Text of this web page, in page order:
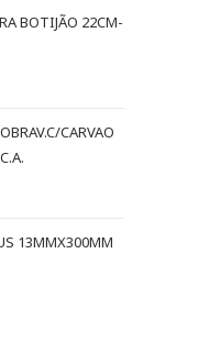
BOTIJÃO 22CM-
CARVAO
13MMX300MM